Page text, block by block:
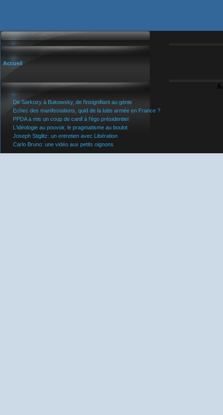
Accueil
De Sarkozy à Bukowsky, de l'insignifiant au génie
Echec des manifestations, quid de la lutte armée en France ?
PPDA a mis un coup de canif à l'égo présidentiel
L'idéologie au pouvoir, le pragmatisme au boulot
Joseph Stiglitz: un entretien avec Libération
Carlo Bruno: une vidéo aux petits oignons